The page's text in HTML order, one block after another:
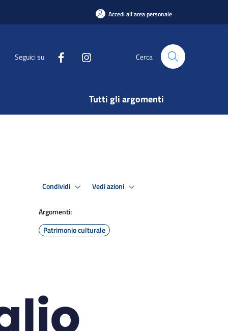
Accedi all'area personale
Seguici su Cerca
Tutti gli argomenti
Condividi Vedi azioni
Argomenti:
Patrimonio culturale